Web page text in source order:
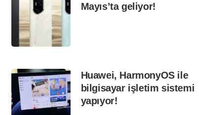
Mayıs’ta geliyor!
Huawei, HarmonyOS ile
bilgisayar işletim sistemi
yapıyor!